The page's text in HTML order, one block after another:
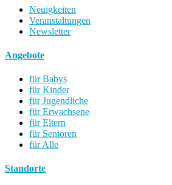
Neuigkeiten
Veranstaltungen
Newsletter
Angebote
für Babys
für Kinder
für Jugendliche
für Erwachsene
für Eltern
für Senioren
für Alle
Standorte